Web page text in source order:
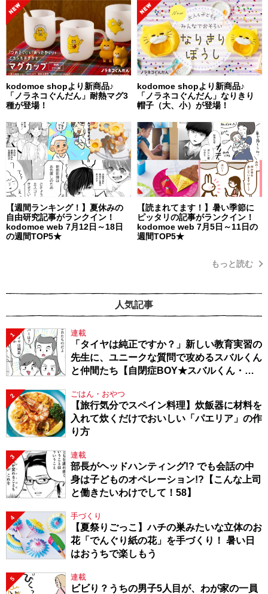
kodomoe shopより新商品♪
「ノラネコぐんだん」耐熱マグ3
種が登場！
kodomoe shopより新商品♪
「ノラネコぐんだん」なりきり
帽子（大、小）が登場！
【週間ランキング！】夏休みの
自由研究記事がランクイン！
kodomoe web 7月12日～18日
の週間TOP5★
【読まれてます！】暑い季節に
ピッタリの記事がランクイン！
kodomoe web 7月5日～11日の
週間TOP5★
もっと読む
人気記事
1 連載
「タイヤは純正ですか？」新しい教育実習の
先生に、ユニークな質問で攻めるスバルくん
と仲間たち【自閉症BOY★スバルくん・
2 ごはん・おやつ
【旅行気分でスペイン料理】炊飯器に材料を
入れて炊くだけでおいしい「パエリア」の作
り方
3 連載
部長がヘッドハンティング!? でも会話の中
身は子どものオペレーション!?【こんな上司
と働きたいわけでして！58】
4 手づくり
【夏祭りごっこ】ハチの巣みたいな立体のお
花「でんぐり紙の花」を手づくり！ 暑い日
はおうちで楽しもう
5 連載
ビビり？うちの男子5人目が、わが家の一員